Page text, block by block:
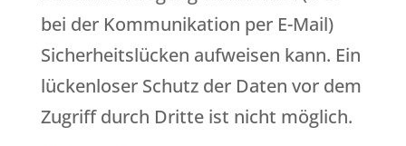
bei der Kommunikation per E-Mail)
Sicherheitslücken aufweisen kann. Ein
lückenloser Schutz der Daten vor dem
Zugriff durch Dritte ist nicht möglich.